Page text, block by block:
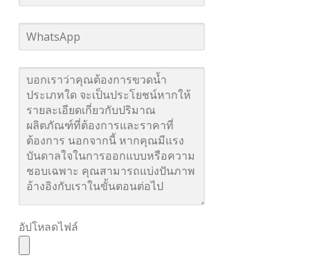
อัปโหลดไฟล์